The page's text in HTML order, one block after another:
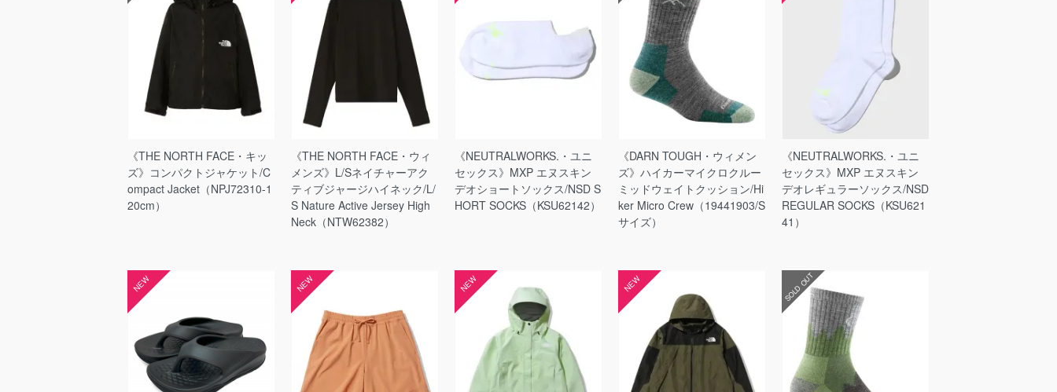
《THE NORTH FACE・キッ
ズ》コンパクトジャケット/C
ompact Jacket（NPJ72310-1
20cm）
《THE NORTH FACE・ウィ
メンズ》L/Sネイチャーアク
ティブジャージハイネック/L/
S Nature Active Jersey High
Neck（NTW62382）
《NEUTRALWORKS.・ユニ
セックス》MXP エヌスキン
デオショートソックス/NSD S
HORT SOCKS（KSU62142）
《DARN TOUGH・ウィメン
ズ》ハイカーマイクロクルー
ミッドウェイトクッション/Hi
ker Micro Crew（19441903/S
サイズ）
《NEUTRALWORKS.・ユニ
セックス》MXP エヌスキン
デオレギュラーソックス/NSD
REGULAR SOCKS（KSU621
41）
NEW NEW NEW NEW SOLD OUT